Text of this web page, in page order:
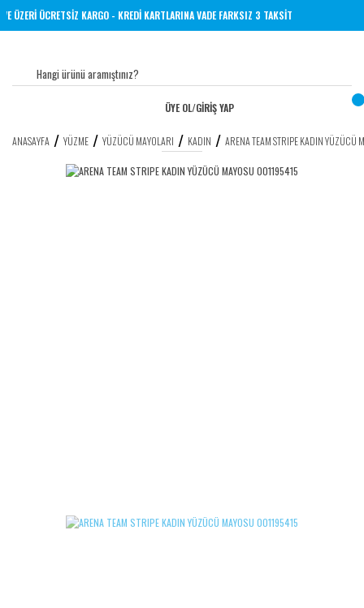
1000 TL VE ÜZERİ ÜCRETSİZ KARGO - KREDİ KARTLARINA VADE FARKSIZ 3 TAKSİT
ÜYE OL/GİRİŞ YAP
ANASAYFA YÜZME YÜZÜCÜ MAYOLARI KADIN ARENA TEAM STRIPE KADIN